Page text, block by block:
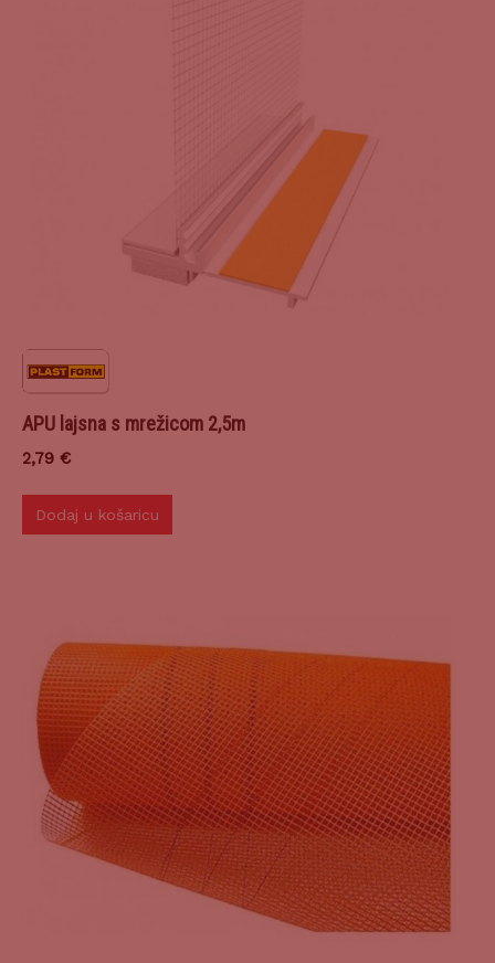
APU lajsna s mrežicom 2,5m
2,79 €
Dodaj u košaricu